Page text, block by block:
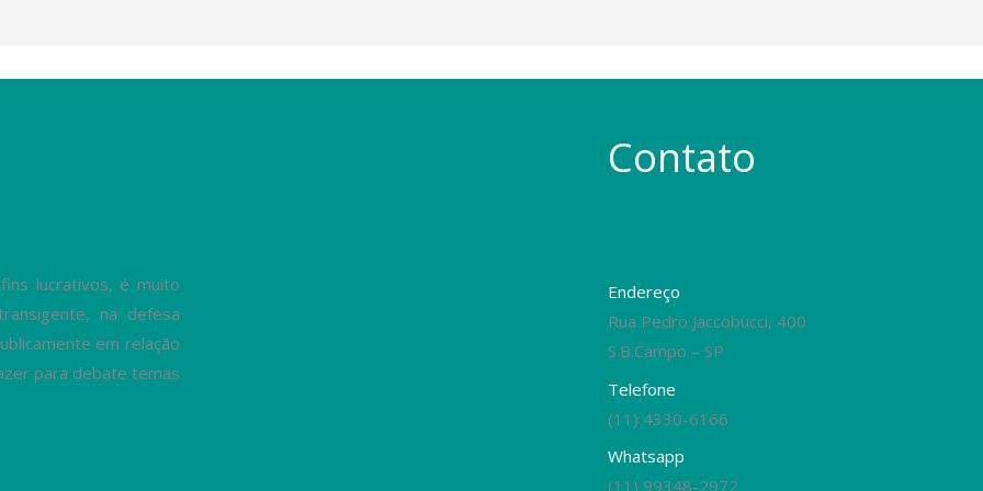
lucrativos, é muito
na defesa
em relação
para debate temas
Contato
Endereço
Rua Pedro Jaccobucci, 400
S.B.Campo – SP
Telefone
(11) 4330-6166
Whatsapp
(11) 99348-2972